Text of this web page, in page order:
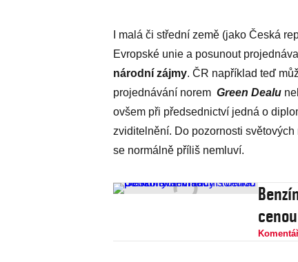
I malá či střední země (jako Česká
Evropské unie a posunout
národní zájmy. ČR například teď
projednávání norem Green Dealu
ovšem při předsednictví jedná o
zviditelnění. Do pozornosti
se normálně příliš nemluví.